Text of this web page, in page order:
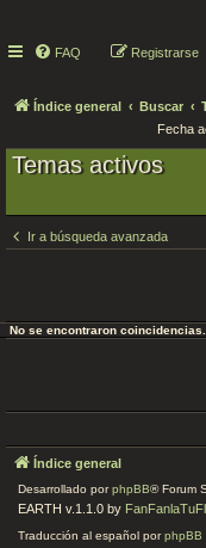
FAQ Registrarse
Índice general Buscar
Fecha
Temas activos
Ir a búsqueda avanzada
No se encontraron coincidencias.
Índice general
Desarrollado porphpBB® Forum
EARTH v.1.1.0 by
Traducción al español porphpBB